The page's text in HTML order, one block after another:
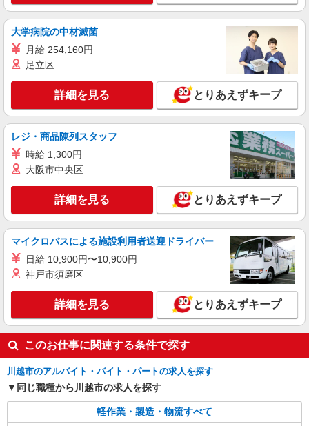
大学病院の中材滅菌
月給 254,160円
足立区
詳細を見る とりあえずキープ
レジ・商品陳列スタッフ
時給 1,300円
大阪市中央区
詳細を見る とりあえずキープ
マイクロバスによる施設利用者送迎ドライバー
日給 10,900円〜10,900円
神戸市須磨区
詳細を見る とりあえずキープ
このお仕事に関連する条件で探す
川越市のアルバイト・バイト・パートの求人を探す
同じ職種から川越市の求人を探す
軽作業・製造・物流すべて